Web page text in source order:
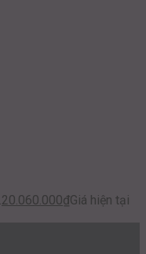
20.060.000₫Giá hiện tại